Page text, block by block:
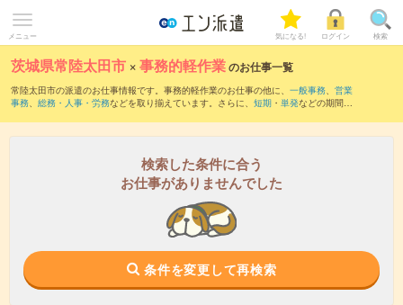
メニュー 気になる! ログイン 検索
茨城県常陸太田市 ×事務的軽作業のお仕事一覧
常陸太田市の派遣のお仕事情報です。事務的軽作業のお仕事の他に、 一般事務、 営業
事務、 総務・人事・労務などを取り揃えています。さらに、 短期 ・ 単発などの期間
検索した条件に合う
お仕事がありませんでした
条件を変更して再検索